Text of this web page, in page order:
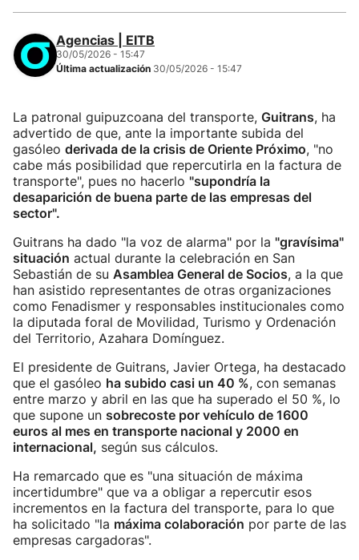
Agencias | EITB
30/05/2026 - 15:47
Última actualización 30/05/2026 - 15:47
La patronal guipuzcoana del transporte, Guitrans, ha
advertido de que, ante la importante subida del
gasóleo derivada de la crisis de Oriente Próximo, "no
cabe más posibilidad que repercutirla en la factura de
transporte", pues no hacerlo "supondría la
desaparición de buena parte de las empresas del
sector".
Guitrans ha dado "la voz de alarma" por la "gravísima"
situación actual durante la celebración en San
Sebastián de su Asamblea General de Socios, a la que
han asistido representantes de otras organizaciones
como Fenadismer y responsables institucionales como
la diputada foral de Movilidad, Turismo y Ordenación
del Territorio, Azahara Domínguez.
El presidente de Guitrans, Javier Ortega, ha destacado
que el gasóleo ha subido casi un 40 %, con semanas
entre marzo y abril en las que ha superado el 50 %, lo
que supone un sobrecoste por vehículo de 1600
euros al mes en transporte nacional y 2000 en
internacional, según sus cálculos.
Ha remarcado que es "una situación de máxima
incertidumbre" que va a obligar a repercutir esos
incrementos en la factura del transporte, para lo que
ha solicitado "la máxima colaboración por parte de las
empresas cargadoras".